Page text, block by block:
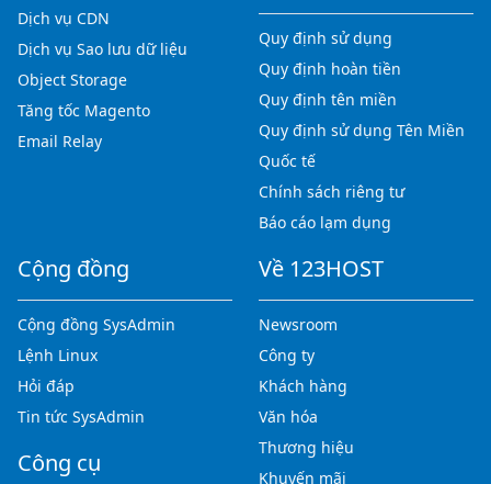
Dịch vụ CDN
Dịch vụ Sao lưu dữ liệu
Object Storage
Tăng tốc Magento
Email Relay
Quy định sử dụng
Quy định hoàn tiền
Quy định tên miền
Quy định sử dụng Tên Miền
Quốc tế
Chính sách riêng tư
Báo cáo lạm dụng
Cộng đồng
Cộng đồng SysAdmin
Lệnh Linux
Hỏi đáp
Tin tức SysAdmin
Công cụ
Về 123HOST
Newsroom
Công ty
Khách hàng
Văn hóa
Thương hiệu
Khuyến mãi